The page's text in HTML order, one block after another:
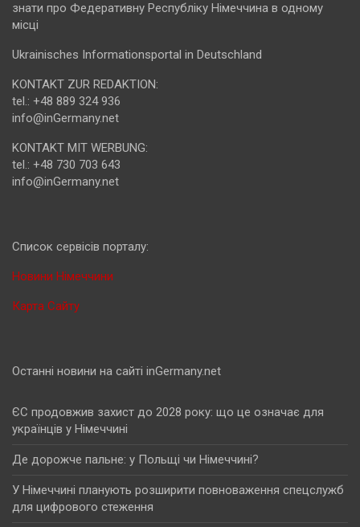
знати про Федеративну Республіку Німеччина в одному
місці
Ukrainisches Informationsportal in Deutschland
KONTAKT ZUR REDAKTION:
tel.: +48 889 324 936
info@inGermany.net
KONTAKT MIT WERBUNG:
tel.: +48 730 703 643
info@inGermany.net
Cписок сервісів порталу:
Новини Німеччини
Карта Сайту
Останні новини на сайті inGermany.net
ЄС продовжив захист до 2028 року: що це означає для
українців у Німеччині
Де дорожче пальне: у Польщі чи Німеччині?
У Німеччині планують розширити повноваження спецслужб
для цифрового стеження